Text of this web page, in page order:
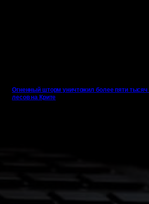
Огненный шторм уничтожил более пяти тысяч
лесов на Крите